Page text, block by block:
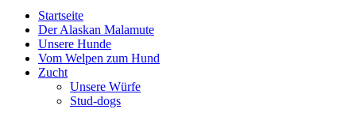
Startseite
Der Alaskan Malamute
Unsere Hunde
Vom Welpen zum Hund
Zucht
Unsere Würfe
Stud-dogs